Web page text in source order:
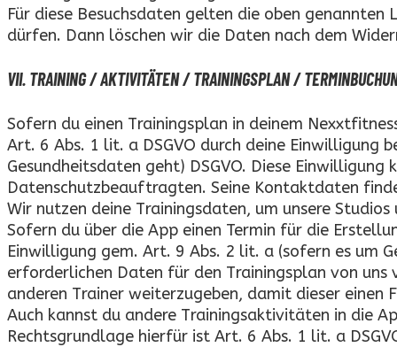
Für diese Besuchsdaten gelten die oben
dürfen. Dann löschen wir die Daten nach dem
VII. TRAINING / AKTIVITÄTEN / TRAININGSPLAN /
Sofern du einen Trainingsplan in deinem
Art. 6 Abs. 1 lit. a DSGVO durch deine
Gesundheitsdaten geht) DSGVO. Diese
Datenschutzbeauftragten. Seine Kontaktdaten
Wir nutzen deine Trainingsdaten, um unsere
Sofern du über die App einen Termin für die
Einwilligung gem. Art. 9 Abs. 2 lit. a (sofern es um
erforderlichen Daten für den Trainingsplan von uns
anderen Trainer weiterzugeben, damit dieser
Auch kannst du andere Trainingsaktivitäten in die
Rechtsgrundlage hierfür ist Art. 6 Abs. 1 lit. a